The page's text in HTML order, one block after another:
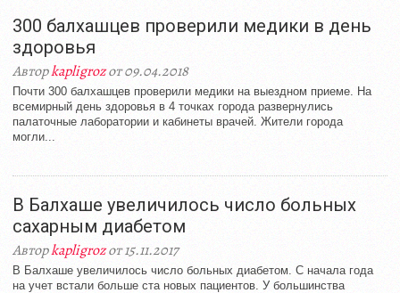
300 балхашцев проверили медики в день
здоровья
Авторkapligrozот 09.04.2018
Почти 300 балхашцев проверили медики на выездном приеме. На
всемирный день здоровья в 4 точках города развернулись
палаточные лаборатории и кабинеты врачей. Жители города
могли...
В Балхаше увеличилось число больных
сахарным диабетом
Авторkapligrozот 15.11.2017
В Балхаше увеличилось число больных диабетом. С начала года
на учет встали больше ста новых пациентов. У большинства